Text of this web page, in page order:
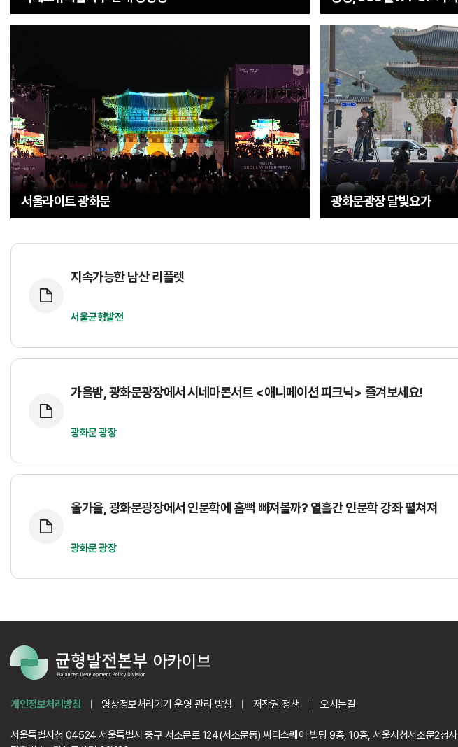
서울라이트 광화문 광화문광장 달빛요가
지속가능한 남산 리플렛
서울균형발전
가을밤, 광화문광장에서 시네마콘서트 <애니메이션 피크닉> 즐겨보세요!
광화문 광장
올가을, 광화문광장에서 인문학에 흠뻑 빠져볼까? 열흘간 인문학 강좌 펼쳐져
광화문 광장
개인정보처리방침 영상정보처리기기 운영 관리 방침 저작권 정책 오시는길
서울특별시청 04524 서울특별시 중구 서소문로 124(서소문동) 씨티스퀘어 빌딩 9층, 10층, 서울시청서소문2청사